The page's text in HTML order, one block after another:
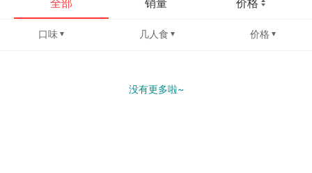
全部 销量 价格
口味 几人食 价格
没有更多啦~